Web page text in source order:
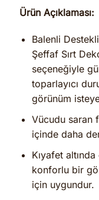
Ürün Açıklaması:
Balenli
Şeffaf Sırt
seçeneğiyle
toparlayıcı
görünüm
Vücudu saran
içinde daha
Kıyafet
konforlu bir
için uygundur.